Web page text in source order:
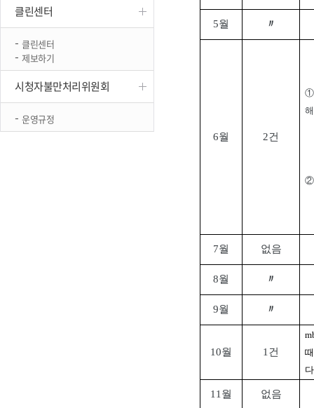
클린센터
클린센터
제보하기
시청자불만처리위원회
운영규정
5월 〃
6월 2건
①
②
7월 없음
8월 〃
9월 〃
10월 1건
11월 없음